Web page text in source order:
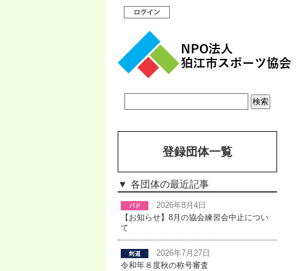
登録団体一覧
各団体の最近記事
2026年8月4日
【お知らせ】8月の協会練習会中止につい
て
2026年7月27日
令和年８度秋の称号審査